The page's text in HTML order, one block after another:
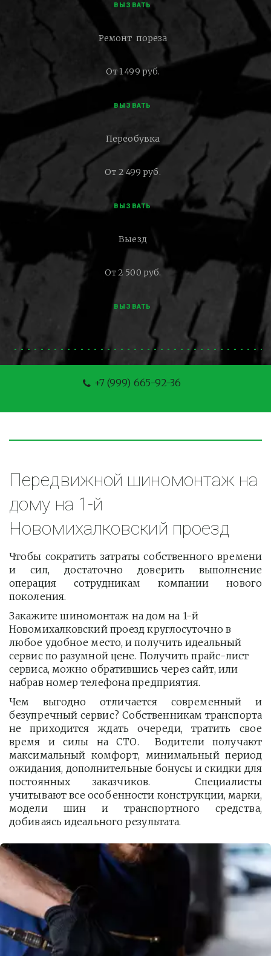
ВЫЗВАТЬ
Ремонт пореза
От 1 499 руб.
ВЫЗВАТЬ
Переобувка
От 2 499 руб.
ВЫЗВАТЬ
Выезд
От 2 500 руб.
ВЫЗВАТЬ
+7 (999) 665-92-36
Передвижной шиномонтаж на
дому на 1-й
Новомихалковский проезд
Чтобы сократить затраты собственного времени
и сил, достаточно доверить выполнение
операция сотрудникам компании нового
поколения.
Закажите шиномонтаж на дом на 1-й
Новомихалковский проезд круглосуточно в
любое удобное место, и получить идеальный
сервис по разумной цене. Получить прайс-лист
сервиса, можно обратившись через сайт, или
набрав номер телефона предприятия.
Чем выгодно отличается современный и
безупречный сервис? Собственникам транспорта
не приходится ждать очереди, тратить свое
время и силы на СТО. Водители получают
максимальный комфорт, минимальный период
ожидания, дополнительные бонусы и скидки для
постоянных заказчиков. Специалисты
учитывают все особенности конструкции, марки,
модели шин и транспортного средства,
добиваясь идеального результата.